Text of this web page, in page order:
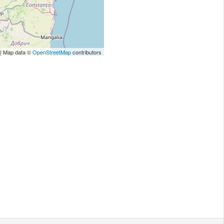
Map data ©OpenStreetMapcontributors